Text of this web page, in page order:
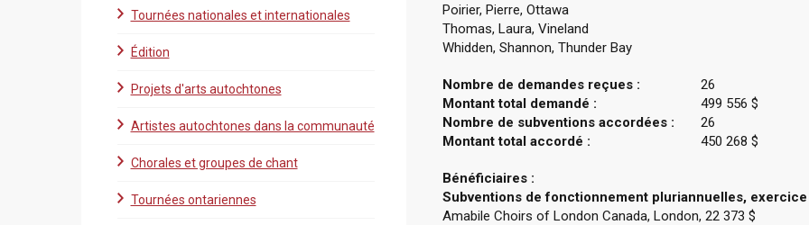
Tournées nationales et internationales
Édition
Projets d'arts autochtones
Artistes autochtones dans la communauté
Chorales et groupes de chant
Tournées ontariennes
Poirier, Pierre, Ottawa
Thomas, Laura, Vineland
Whidden, Shannon, Thunder Bay
Nombre de demandes reçues :
26
Montant total demandé :
499 556 $
Nombre de subventions accordées :
26
Montant total accordé :
450 268 $
Bénéficiaires :
Subventions de fonctionnement pluriannuelles, exercice
Amabile Choirs of London Canada, London, 22 373 $